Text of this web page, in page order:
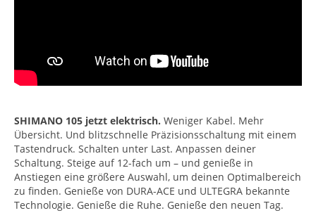
SHIMANO 105 jetzt elektrisch. Weniger Kabel. Mehr
Übersicht. Und blitzschnelle Präzisionsschaltung mit einem
Tastendruck. Schalten unter Last. Anpassen deiner
Schaltung. Steige auf 12-fach um – und genieße in
Anstiegen eine größere Auswahl, um deinen Optimalbereich
zu finden. Genieße von DURA-ACE und ULTEGRA bekannte
Technologie. Genieße die Ruhe. Genieße den neuen Tag.